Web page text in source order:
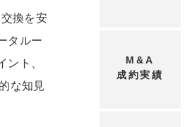
M&A
成約実績
換を安
タルー
ント、
な知見